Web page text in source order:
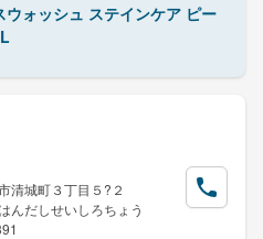
ォッシュ ステインケア ピー
清城町３丁目５?２
んだしせいしろちょう